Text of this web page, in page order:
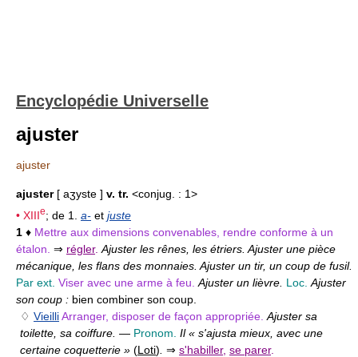
Encyclopédie Universelle
ajuster
ajuster
ajuster[ aʒyste ] v. tr. <conjug. : 1>
• XIIIe; de 1. a- et juste
1 ♦ Mettre aux dimensions convenables, rendre conforme à un
étalon. ⇒ régler. Ajuster les rênes, les étriers. Ajuster une pièce
mécanique, les flans des monnaies. Ajuster un tir, un coup de fusil.
Par ext. Viser avec une arme à feu. Ajuster un lièvre. Loc. Ajuster
son coup : bien combiner son coup.
♢ VieilliArranger, disposer de façon appropriée. Ajuster sa
toilette, sa coiffure. — Pronom. Il « s'ajusta mieux, avec une
certaine coquetterie » (Loti) ⇒ s'habiller, se parer.